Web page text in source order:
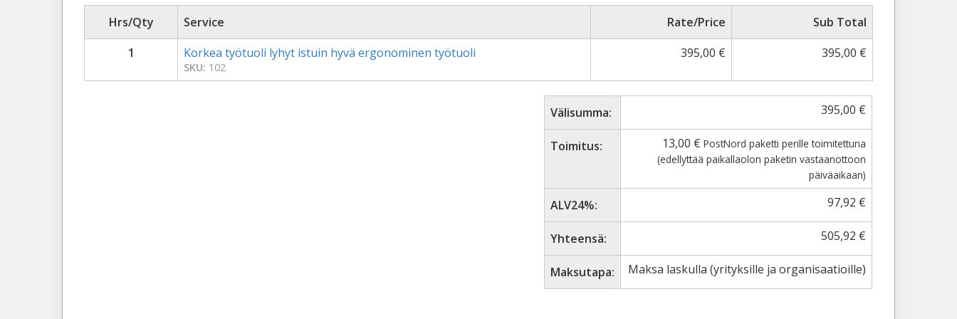
Hrs/Qty Service Rate/Price
Sub Total
1
Korkea työtuoli lyhyt istuin hyvä ergonominen työtuoli
SKU: 102
395,00 € 395,00 €
Välisumma: 395,00 €
Toimitus: 13,00 € PostNord paketti perille toimitettuna
(edellyttää paikallaolon paketin vastaanottoon
päiväaikaan)
ALV24%: 97,92 €
Yhteensä: 505,92 €
Maksutapa: Maksa laskulla (yrityksille ja organisaatioille)